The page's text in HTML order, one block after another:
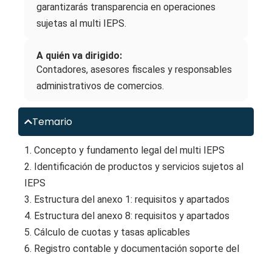
garantizarás transparencia en operaciones
sujetas al multi IEPS.
A quién va dirigido:
Contadores, asesores fiscales y responsables
administrativos de comercios.
Temario
1. Concepto y fundamento legal del multi IEPS
2. Identificación de productos y servicios sujetos al
IEPS
3. Estructura del anexo 1: requisitos y apartados
4. Estructura del anexo 8: requisitos y apartados
5. Cálculo de cuotas y tasas aplicables
6. Registro contable y documentación soporte del